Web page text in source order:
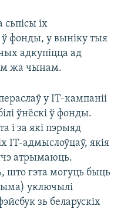
сьпісы іх
ў фонды, у выніку тыя
адкупіцца ад
жа чынам.
у ІТ-кампаніі
ўнёскі ў фонды.
і за які пэрыяд
ІТ-адмыслоўцаў, якія
атрымаюць.
што гэта могуць быць
уключылі
зь беларускіх